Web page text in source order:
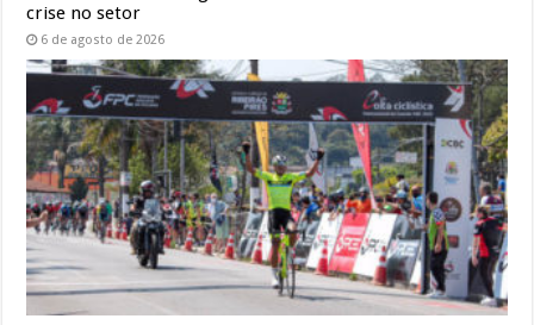
crise no setor
6 de agosto de 2026